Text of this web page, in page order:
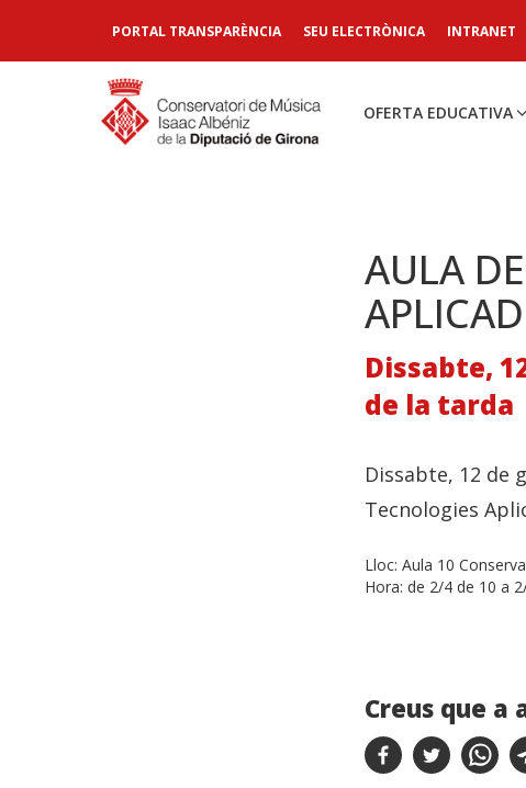
PORTAL TRANSPARÈNCIA SEU ELECTRÒNICA INTRANET
OFERTA EDUCATIVA
AULA
Dissabte,
de la tarda
Dissabte, 12 de
Tecnologies
Lloc: Aula 10
Hora: de 2/4 de 10 a
Creus que